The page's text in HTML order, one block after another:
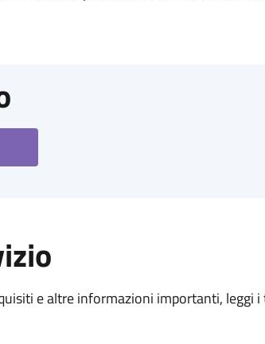
e altre informazioni importanti, leggi